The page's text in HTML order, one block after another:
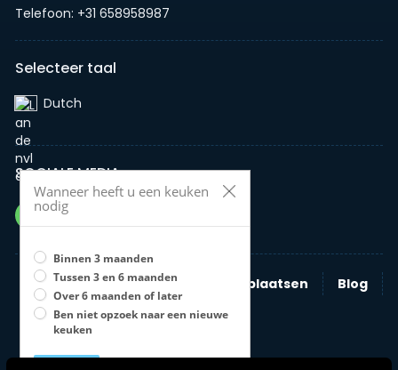
Telefoon: +31 658958987
Selecteer taal
Dutch‎
SOCIALE MEDIA
Zoeken Nieuwe advertentie plaatsen
Blog
Bedrijven
Wanneer heeft u een keuken
nodig
Binnen 3 maanden
Tussen 3 en 6 maanden
Over 6 maanden of later
Ben niet opzoek naar een nieuwe
keuken